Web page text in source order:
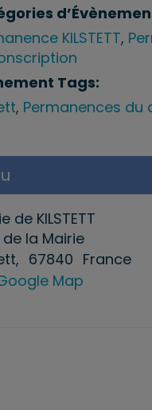
KILSTETT,
Tags:
, Permanences du
de KILSTETT
de la Mairie
, 67840 France
Map